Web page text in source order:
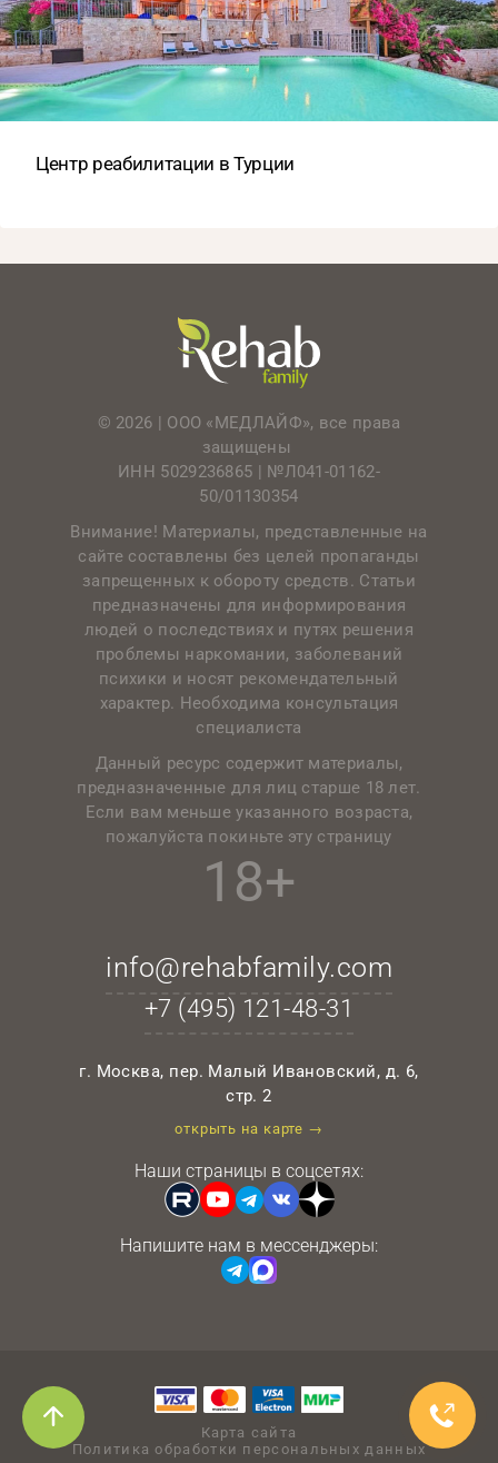
Центр реабилитации в Турции
© 2026 | ООО «МЕДЛАЙФ», все права
защищены
ИНН 5029236865 | №Л041-01162-
50/01130354
Внимание! Материалы, представленные на
сайте составлены без целей пропаганды
запрещенных к обороту средств. Статьи
предназначены для информирования
людей о последствиях и путях решения
проблемы наркомании, заболеваний
психики и носят рекомендательный
характер. Необходима консультация
специалиста
Данный ресурс содержит материалы,
предназначенные для лиц старше 18 лет.
Если вам меньше указанного возраста,
пожалуйста покиньте эту страницу
18+
info@rehabfamily.com
+7 (495) 121-48-31
г. Москва, пер. Малый Ивановский, д. 6,
стр. 2
открыть на карте →
Наши страницы в соцсетях:
Напишите нам в мессенджеры:
Карта сайта
Политика обработки персональных данных